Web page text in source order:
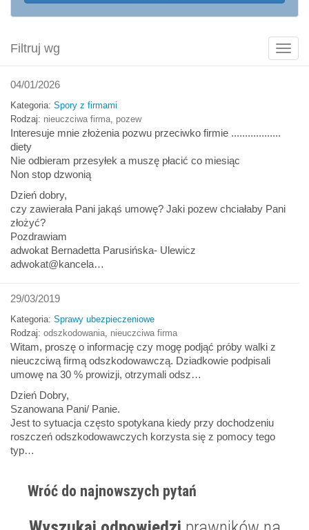
Pokaż
filtry
Filtruj wg
04/01/2026
Kategoria: Spory z firmami
Rodzaj: nieuczciwa firma pozew
Interesuje mnie złożenia pozwu przeciwko firmie ..................
diety
Nie odbieram przesyłek a muszę płacić co miesiąc
Non stop dzwonią
Dzień dobry,
czy zawierała Pani jakąś umowę? Jaki pozew chciałaby Pani
złożyć?
Pozdrawiam
adwokat Bernadetta Parusińska- Ulewicz
adwokat@kancela…
29/03/2019
Kategoria: Sprawy ubezpieczeniowe
Rodzaj: odszkodowania nieuczciwa firma
Witam, proszę o informację czy mogę podjąć próby walki z
nieuczciwą firmą odszkodowawczą. Dziadkowie podpisali
umowę na 30 % prowizji, otrzymali odsz…
Dzień Dobry,
Szanowana Pani/ Panie.
Jest to sytuacja często spotykana kiedy przy dochodzeniu
roszczeń odszkodowawczych korzysta się z pomocy tego
typ…
Wróć do najnowszych pytań